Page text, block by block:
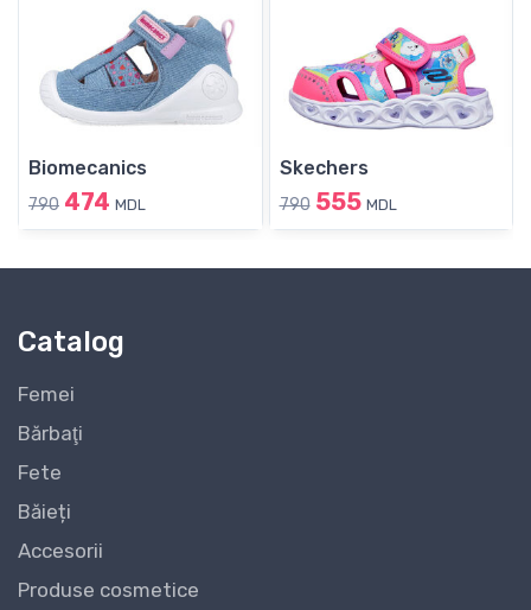
Biomecanics
790 474 MDL
Skechers
790 555 MDL
Catalog
Femei
Bărbaţi
Fete
Băieți
Accesorii
Produse cosmetice